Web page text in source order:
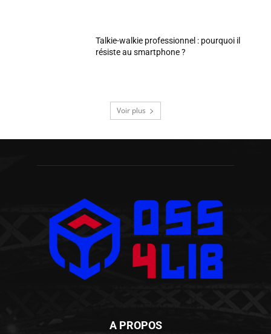
Talkie-walkie professionnel : pourquoi il
résiste au smartphone ?
Voir plus
A PROPOS